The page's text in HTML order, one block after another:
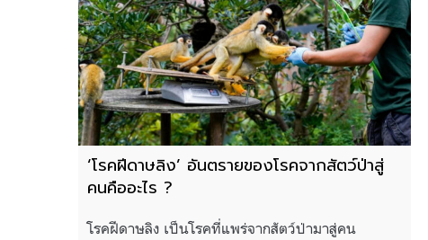
‘โรคฝีดาษลิง’ อันตรายของโรคจากสัตว์ป่าสู่
คนคืออะไร ?
โรคฝีดาษลิง เป็นโรคที่แพร่จากสัตว์ป่ามาสู่คน